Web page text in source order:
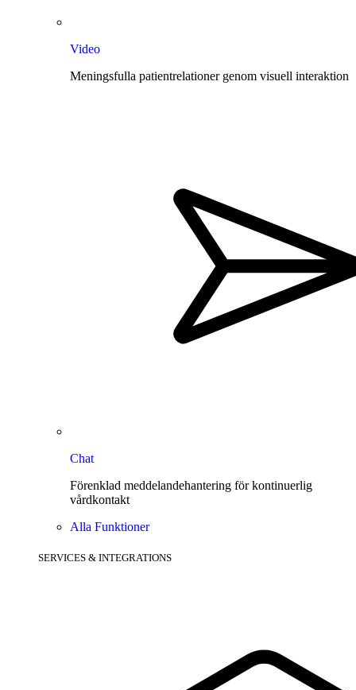
Video
Meningsfulla patientrelationer genom visuell interaktion
Chat
Förenklad meddelandehantering för kontinuerlig
vårdkontakt
Alla Funktioner
SERVICES & INTEGRATIONS